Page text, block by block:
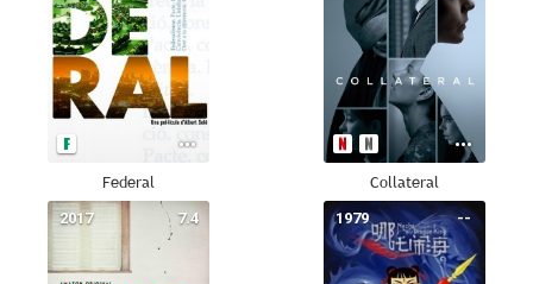
Federal Collateral
7.4
2017 --
1979